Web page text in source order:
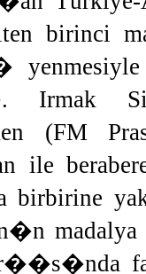
birinci
Irmak
(FM
ile
birbirine
madalya